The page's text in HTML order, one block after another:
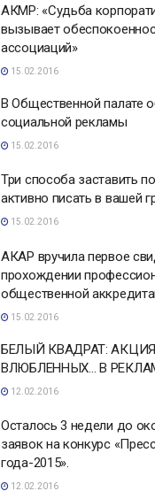
АКМР: «Судьба
вызывает
ассоциаций»
15.02.2016
В Общественной палате
социальной рекламы
15.02.2016
Три способа заставить
активно писать в вашей
15.02.2016
АКАР вручила первое
прохождении
общественной
15.02.2016
БЕЛЫЙ КВАДРАТ:
ВЛЮБЛЕННЫХ… В
12.02.2016
Осталось 3 недели до
заявок на конкурс
года-2015».
12.02.2016